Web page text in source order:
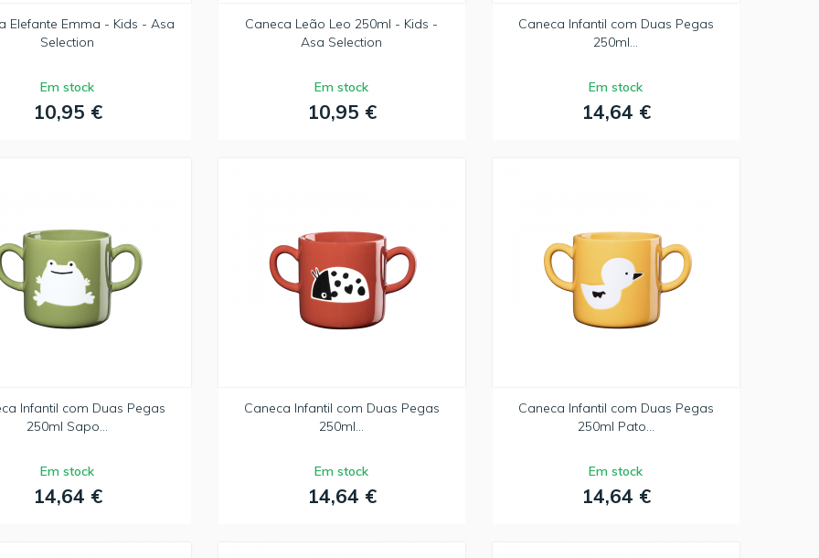
Elefante Emma - Kids - Asa
Selection
Em stock
10,95 €
Caneca Leão Leo 250ml - Kids -
Asa Selection
Em stock
10,95 €
Caneca Infantil com Duas Pegas
250ml...
Em stock
14,64 €
Infantil com Duas Pegas
250ml Sapo...
Em stock
14,64 €
Caneca Infantil com Duas Pegas
250ml...
Em stock
14,64 €
Caneca Infantil com Duas Pegas
250ml Pato...
Em stock
14,64 €